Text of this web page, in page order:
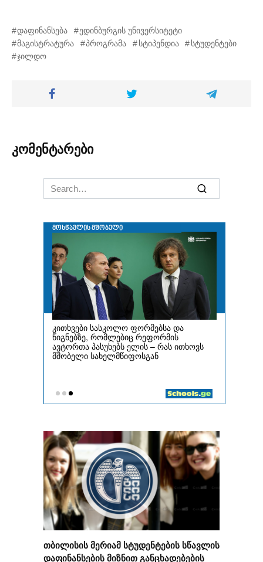
დაფინანსება
ედინბურგის უნივერსიტეტი
მაგისტრატურა
პროგრამა სტიპენდია
სტუდენტები
ჯილდო
კომენტარები
Search
for:
თბილისის მერიამ სტუდენტების სწავლის
დაფინანსების მიზნით განცხადებების